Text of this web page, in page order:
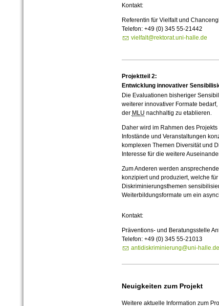
Kontakt:
Referentin für Vielfalt und
Telefon: +49 (0) 345 55-21442
vielfalt@rektorat.uni-halle.de
Projektteil 2:
Entwicklung innovativer
Die Evaluationen bisheriger
weiterer innovativer Formate
der MLU nachhaltig zu etablieren.
Daher wird im Rahmen des
Infostände und Veranstaltungen
komplexen Themen Diversität und
Interesse für die weitere
Zum Anderen werden
konzipiert und produziert, welche
Diskriminierungsthemen
Weiterbildungsformate um ein
Kontakt:
Präventions- und Beratungsstelle
Telefon: +49 (0) 345 55-21013
antidiskriminierung@uni-
Neuigkeiten zum Projekt
Weitere aktuelle Information zum